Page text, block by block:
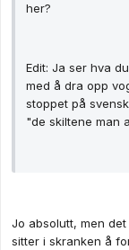
her?
Edit: Ja ser hva
med å dra opp
stoppet på
"de skiltene man
Jo absolutt, men
sitter i skranken å